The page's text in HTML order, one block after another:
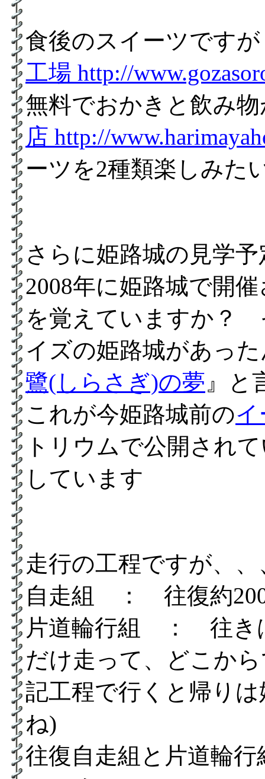
食後のスイーツです
工場 http://
無料でおかきと飲み
店 http://
ーツを2種類楽しみた
さらに姫路城の見学
2008年に姫路城で開
を覚えていますか？
イズの姫路城があっ
鷺(しらさぎ)の夢 』と
これが今姫路城前の
トリウムで公開され
しています
走行の工程ですが、、
自走組 ： 往復約
片道輪行組 ： 往き
だけ走って、どこか
記工程で行くと帰り
ね)
往復自走組と片道輪